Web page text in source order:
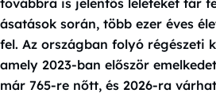
továbbra is jelentős leleteket tár
ásatások során, több ezer éves
fel. Az országban folyó régészeti
amely 2023-ban először
már 765-re nőtt, és 2026-ra